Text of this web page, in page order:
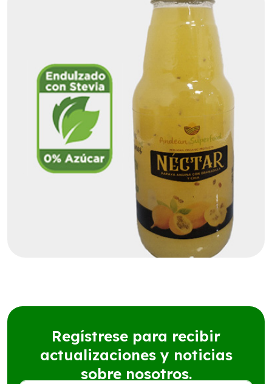
Regístrese para recibir
actualizaciones y noticias
sobre nosotros.